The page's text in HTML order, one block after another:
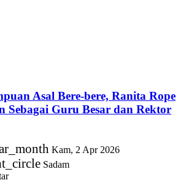
Asal Bere-bere, Ranita Rope
Sebagai Guru Besar dan Rektor
Kam, 2 Apr 2026
Sadam